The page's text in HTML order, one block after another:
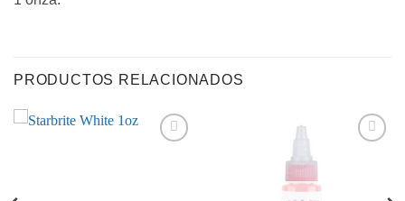
PRODUCTOS RELACIONADOS